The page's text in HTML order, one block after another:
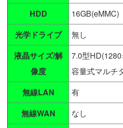
HDD
16GB(eMMC)
光学ドライブ
無し
液晶サイズ/解
像度
7.0型
容量式マルチ
無線LAN
有
無線WAN
なし